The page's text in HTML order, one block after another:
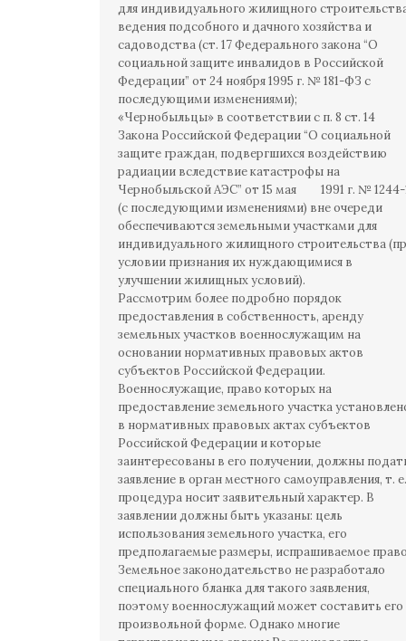
для индивидуального жилищного
ведения подсобного и дачного хозяйства и
садоводства (ст. 17 Федерального закона “О
социальной защите инвалидов в Российской
Федерации” от 24 ноября 1995 г. № 181-ФЗ с
последующими изменениями);
«Чернобыльцы» в соответствии с п. 8 ст. 14
Закона Российской Федерации “О социальной
защите граждан, подвергшихся воздействию
радиации вследствие катастрофы на
Чернобыльской АЭС” от 15 мая 1991 г. № 1244-
(с последующими изменениями) вне очереди
обеспечиваются земельными участками для
индивидуального жилищного строительства
условии признания их нуждающимися в
улучшении жилищных условий).
Рассмотрим более подробно порядок
предоставления в собственность, аренду
земельных участков военнослужащим на
основании нормативных правовых актов
субъектов Российской Федерации.
Военнослужащие, право которых на
предоставление земельного участка
в нормативных правовых актах субъектов
Российской Федерации и которые
заинтересованы в его получении, должны
заявление в орган местного самоуправления, т. е.
процедура носит заявительный характер. В
заявлении должны быть указаны: цель
использования земельного участка, его
предполагаемые размеры, испрашиваемое
Земельное законодательство не разработало
специального бланка для такого заявления,
поэтому военнослужащий может составить его
произвольной форме. Однако многие